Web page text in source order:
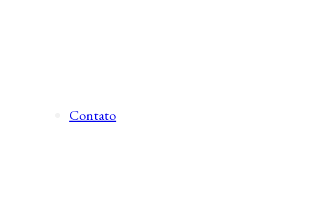
Contato